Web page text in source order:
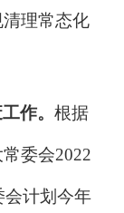
理常态化
作。根据
委会2022
会计划今年